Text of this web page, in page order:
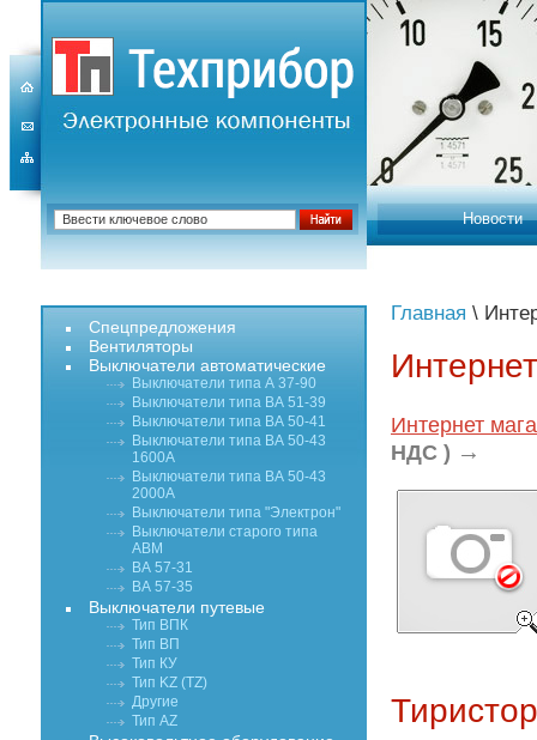
Новости
Главная \
Интернет
НДС ) →
Спецпредложения
Вентиляторы
Выключатели автоматические
Выключатели типа А 37-90
Выключатели типа ВА 51-39
Выключатели типа ВА 50-41
Выключатели типа ВА 50-43
1600А
Выключатели типа ВА 50-43
2000А
Выключатели типа "Электрон"
Выключатели старого типа
АВМ
ВА 57-31
ВА 57-35
Выключатели путевые
Тип ВПК
Тип ВП
Тип КУ
Тип KZ (TZ)
Другие
Тип AZ